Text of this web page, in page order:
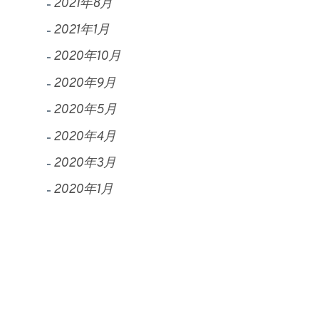
2021年8月
2021年1月
2020年10月
2020年9月
2020年5月
2020年4月
2020年3月
2020年1月